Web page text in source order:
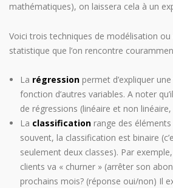
mathématiques), on laissera cela à un
Voici trois techniques de modélisation ou
statistique que l’on rencontre
La régressionpermet d’expliquer
fonction d’autres variables. A noter
de régressions (linéaire et non
La classificationrange des éléments
souvent, la classification est binaire
seulement deux classes). Par
clients va « churner » (arrêter son
prochains mois? (réponse oui/non) Il